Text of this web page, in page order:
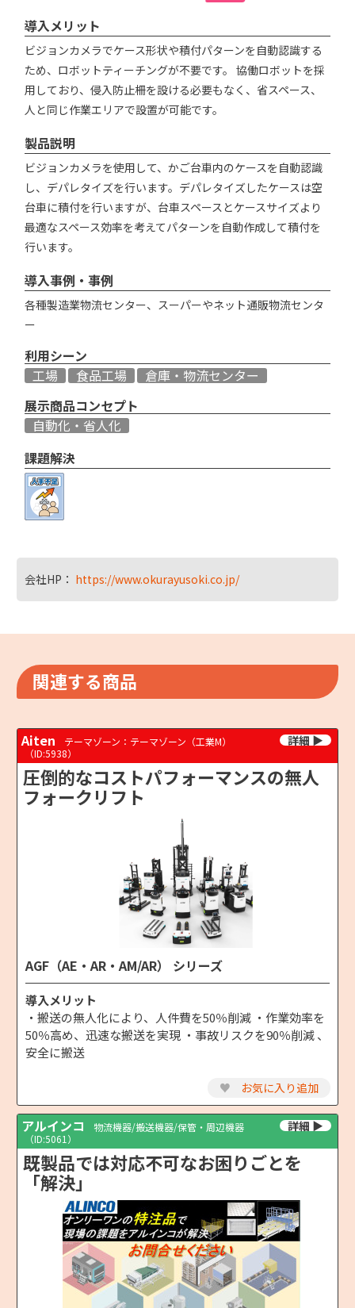
導入メリット
ビジョンカメラでケース形状や積付パターンを自動認識する
ため、ロボットティーチングが不要です。 協働ロボットを採
用しており、侵入防止柵を設ける必要もなく、省スペース、
人と同じ作業エリアで設置が可能です。
製品説明
ビジョンカメラを使用して、かご台車内のケースを自動認識
し、デパレタイズを行います。デパレタイズしたケースは空
台車に積付を行いますが、台車スペースとケースサイズより
最適なスペース効率を考えてパターンを自動作成して積付を
行います。
導入事例・事例
各種製造業物流センター、スーパーやネット通販物流センタ
ー
利用シーン
工場
食品工場
倉庫・物流センター
展示商品コンセプト
自動化・省人化
課題解決
会社HP： https://www.okurayusoki.co.jp/
関連する商品
Aiten
テーマゾーン：テーマゾーン（工業M）
（ID:5938）
圧倒的なコストパフォーマンスの無人
フォークリフト
AGF（AE・AR・AM/AR） シリーズ
導入メリット
・搬送の無人化により、人件費を50％削減 ・作業効率を
50％高め、迅速な搬送を実現 ・事故リスクを90％削減 、
安全に搬送
♥ お気に入り追加
アルインコ
物流機器/搬送機器/保管・周辺機器
（ID:5061）
既製品では対応不可なお困りごとを
「解決」